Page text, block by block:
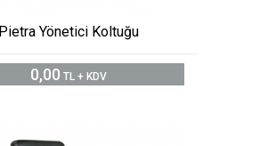
Pietra Yönetici Koltuğu
0,00 TL + KDV